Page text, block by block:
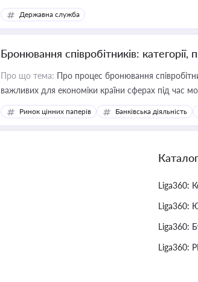
Державна служба
Бронювання співробітників:
Про що тема: Про процес бронювання
важливих для економіки країни сферах під час
Ринок цінних паперів Банківська діяльність
Liga360:
Liga360:
Liga360:
Liga360: